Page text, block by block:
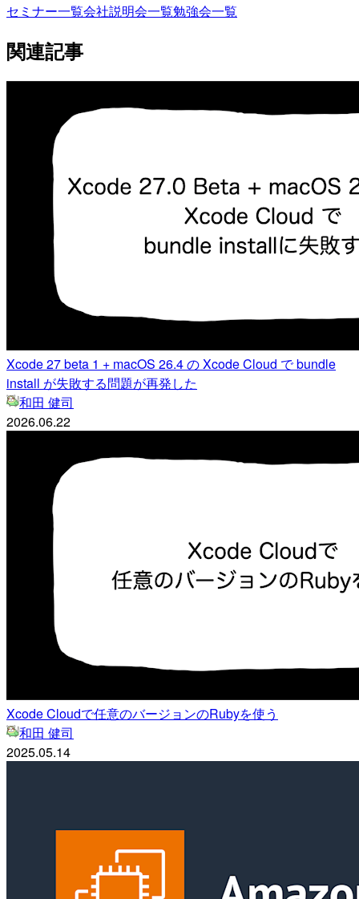
セミナー一覧会社説明会一覧勉強会一覧
関連記事
Xcode 27 beta 1 + macOS 26.4 の Xcode Cloud で bundle
install が失敗する問題が再発した
和田 健司
2026.06.22
Xcode Cloudで任意のバージョンのRubyを使う
和田 健司
2025.05.14